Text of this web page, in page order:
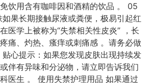
饮用含有咖啡因和酒精的饮品 。 05
果长期接触尿液或粪便，极易引起红
医学上被称为“失禁相关性皮炎” ，长
痛、灼热、瘙痒或刺痛感 。请务必做
心提示：如果您发现皮肤出现持续发
伴有异味和分泌物，请立即告诉我们
医生 。 使用失禁护理用品 如果通过